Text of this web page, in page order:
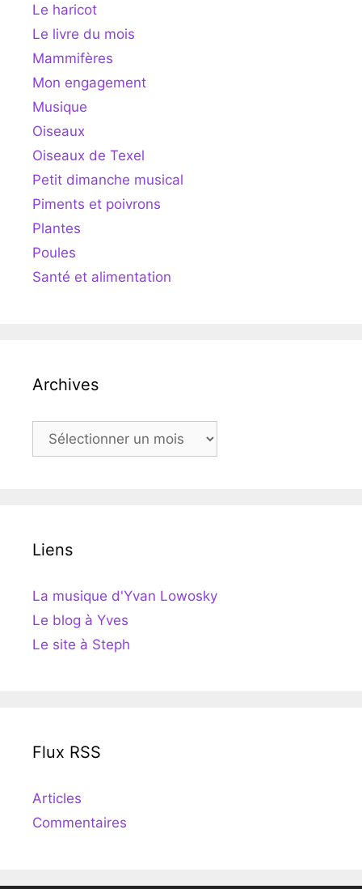
Le haricot
Le livre du mois
Mammifères
Mon engagement
Musique
Oiseaux
Oiseaux de Texel
Petit dimanche musical
Piments et poivrons
Plantes
Poules
Santé et alimentation
Archives
Archives
Liens
La musique d'Yvan Lowosky
Le blog à Yves
Le site à Steph
Flux RSS
Articles
Commentaires